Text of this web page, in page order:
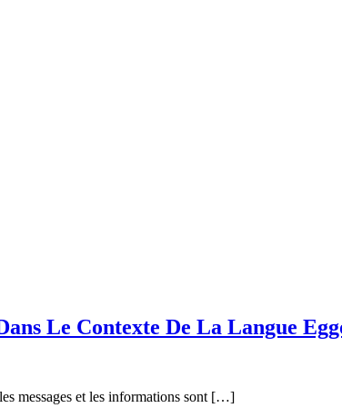
Le Contexte De La Langue
messages et les informations sont […]